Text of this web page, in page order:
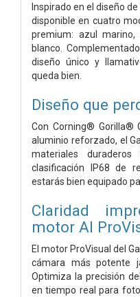
Inspirado en el diseño
disponible en cuatro
premium: azul
blanco.
diseño único y
queda bien.
Diseño que
Con Corning® Gorilla®
aluminio reforzado, el
materiales
clasificación IP68 de
estarás bien equipado
Claridad
motor AI
El motor ProVisual del
cámara más potente
Optimiza la precisión
en tiempo real para